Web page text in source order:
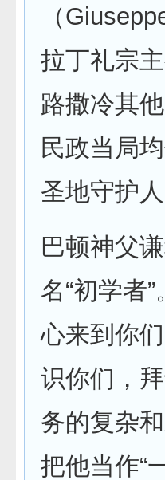
（
拉丁礼宗
路撒冷其
民政当局
圣地守护人
巴顿神父
名“初学者
心来到你
识你们，
务的复杂
把他当作“